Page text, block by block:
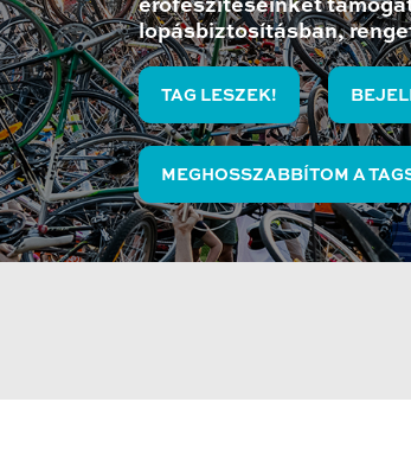
erőfeszítéseinket
lopásbiztosításban,
TAG LESZEK!
MEGHOSSZABBÍTOM A